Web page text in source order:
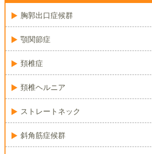
胸郭出口症候群
顎関節症
頚椎症
頚椎ヘルニア
ストレートネック
斜角筋症候群